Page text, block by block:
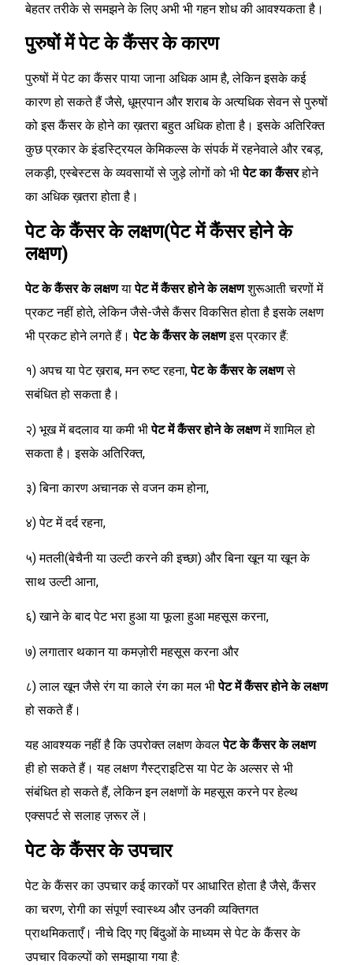
बेहतर तरीके से समझने के लिए अभी भी गहन शोध की आवश्यकता है।
पुरुषों में पेट के कैंसर के कारण
पुरुषों में पेट का कैंसर पाया जाना अधिक आम है, लेकिन इसके कई
कारण हो सकते हैं जैसे, धूम्रपान और शराब के अत्यधिक सेवन से पुरुषों
को इस कैंसर के होने का ख़तरा बहुत अधिक होता है। इसके अतिरिक्त
कुछ प्रकार के इंडस्ट्रियल केमिकल्स के संपर्क में रहनेवाले और रबड़,
लकड़ी, एस्बेस्टस के व्यवसायों से जुड़े लोगों को भीपेट का कैंसरहोने
का अधिक ख़तरा होता है।
पेट के कैंसर के लक्षण(पेट में कैंसर होने के
लक्षण)
पेट के कैंसर के लक्षणयापेट में कैंसर होने के लक्षणशुरूआती चरणों में
प्रकट नहीं होते, लेकिन जैसे-जैसे कैंसर विकसित होता है इसके लक्षण
भी प्रकट होने लगते हैं।पेट के कैंसर के लक्षणइस प्रकार हैं:
१) अपच या पेट ख़राब, मन रुष्ट रहना,पेट के कैंसर के लक्षणसे
सबंधित हो सकता है।
२) भूख में बदलाव या कमी भीपेट में कैंसर होने के लक्षणमें शामिल हो
सकता है। इसके अतिरिक्त,
३) बिना कारण अचानक से वजन कम होना,
४) पेट में दर्द रहना,
५) मतली(बेचैनी या उल्टी करने की इच्छा) और बिना खून या खून के
साथ उल्टी आना,
६) खाने के बाद पेट भरा हुआ या फूला हुआ महसूस करना,
७) लगातार थकान या कमज़ोरी महसूस करना और
८) लाल खून जैसे रंग या काले रंग का मल भीपेट में कैंसर होने के लक्षण
हो सकते हैं।
यह आवश्यक नहीं है कि उपरोक्त लक्षण केवलपेट के कैंसर के लक्षण
ही हो सकते हैं। यह लक्षण गैस्ट्राइटिस या पेट के अल्सर से भी
संबंधित हो सकते हैं, लेकिन इन लक्षणों के महसूस करने पर हेल्थ
एक्सपर्ट से सलाह ज़रूर लें।
पेट के कैंसर के उपचार
पेट के कैंसर का उपचार कई कारकों पर आधारित होता है जैसे, कैंसर
का चरण, रोगी का संपूर्ण स्वास्थ्य और उनकी व्यक्तिगत
प्राथमिकताएँ। नीचे दिए गए बिंदुओं के माध्यम से पेट के कैंसर के
उपचार विकल्पों को समझाया गया है: